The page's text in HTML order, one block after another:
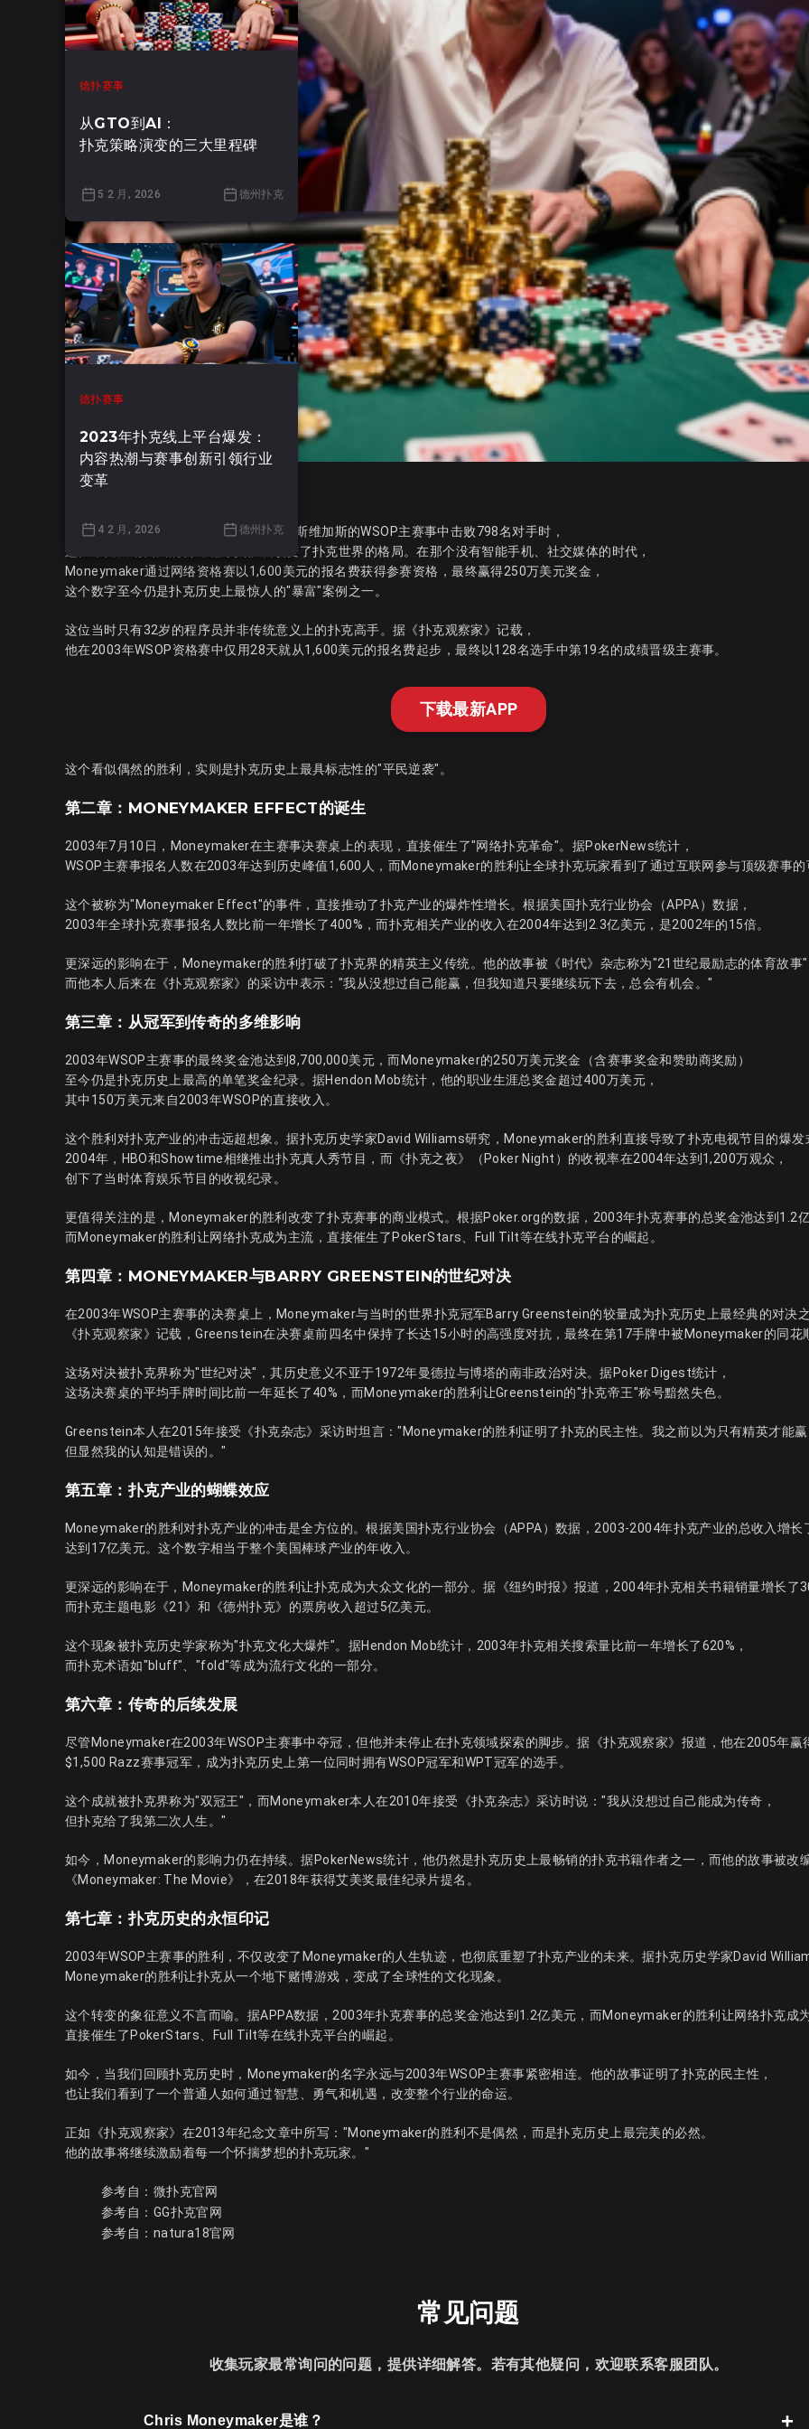
2003年7月，当Chris Moneymaker在拉斯维加斯的WSOP主赛事中击败798名对手时，
这位来自田纳西州的普通程序员彻底改变了扑克世界的格局。在那个没有智能手机、社交媒体的时代，
Moneymaker通过网络资格赛以1,600美元的报名费获得参赛资格，最终赢得250万美元奖金，
这个数字至今仍是扑克历史上最惊人的"暴富"案例之一。
这位当时只有32岁的程序员并非传统意义上的扑克高手。据《扑克观察家》记载，
他在2003年WSOP资格赛中仅用28天就从1,600美元的报名费起步，最终以128名选手中第19名的成绩晋级主赛事。
下载最新APP
这个看似偶然的胜利，实则是扑克历史上最具标志性的"平民逆袭"。
第二章：MONEYMAKER EFFECT的诞生
2003年7月10日，Moneymaker在主赛事决赛桌上的表现，直接催生了"网络扑克革命"。据PokerNews统计，
WSOP主赛事报名人数在2003年达到历史峰值1,600人，而Moneymaker的胜利让全球扑克玩家看到了通过互联网参与顶级赛事的
这个被称为"Moneymaker Effect"的事件，直接推动了扑克产业的爆炸性增长。根据美国扑克行业协会（APPA）数据，
2003年全球扑克赛事报名人数比前一年增长了400%，而扑克相关产业的收入在2004年达到2.3亿美元，是2002年的15倍。
更深远的影响在于，Moneymaker的胜利打破了扑克界的精英主义传统。他的故事被《时代》杂志称为"21世纪最励志的体育故事"
而他本人后来在《扑克观察家》的采访中表示："我从没想过自己能赢，但我知道只要继续玩下去，总会有机会。"
第三章：从冠军到传奇的多维影响
2003年WSOP主赛事的最终奖金池达到8,700,000美元，而Moneymaker的250万美元奖金（含赛事奖金和赞助商奖励）
至今仍是扑克历史上最高的单笔奖金纪录。据Hendon Mob统计，他的职业生涯总奖金超过400万美元，
其中150万美元来自2003年WSOP的直接收入。
这个胜利对扑克产业的冲击远超想象。据扑克历史学家David Williams研究，Moneymaker的胜利直接导致了扑克电视节目的爆发
2004年，HBO和Showtime相继推出扑克真人秀节目，而《扑克之夜》（Poker Night）的收视率在2004年达到1,200万观众，
创下了当时体育娱乐节目的收视纪录。
更值得关注的是，Moneymaker的胜利改变了扑克赛事的商业模式。根据Poker.org的数据，2003年扑克赛事的总奖金池达到1.2亿
而Moneymaker的胜利让网络扑克成为主流，直接催生了PokerStars、Full Tilt等在线扑克平台的崛起。
第四章：MONEYMAKER与BARRY GREENSTEIN的世纪对决
在2003年WSOP主赛事的决赛桌上，Moneymaker与当时的世界扑克冠军Barry Greenstein的较量成为扑克历史上最经典的对决
《扑克观察家》记载，Greenstein在决赛桌前四名中保持了长达15小时的高强度对抗，最终在第17手牌中被Moneymaker的同花
这场对决被扑克界称为"世纪对决"，其历史意义不亚于1972年曼德拉与博塔的南非政治对决。据Poker Digest统计，
这场决赛桌的平均手牌时间比前一年延长了40%，而Moneymaker的胜利让Greenstein的"扑克帝王"称号黯然失色。
Greenstein本人在2015年接受《扑克杂志》采访时坦言："Moneymaker的胜利证明了扑克的民主性。我之前以为只有精英才能赢
但显然我的认知是错误的。"
第五章：扑克产业的蝴蝶效应
Moneymaker的胜利对扑克产业的冲击是全方位的。根据美国扑克行业协会（APPA）数据，2003-2004年扑克产业的总收入增长
达到17亿美元。这个数字相当于整个美国棒球产业的年收入。
更深远的影响在于，Moneymaker的胜利让扑克成为大众文化的一部分。据《纽约时报》报道，2004年扑克相关书籍销量增长了
而扑克主题电影《21》和《德州扑克》的票房收入超过5亿美元。
这个现象被扑克历史学家称为"扑克文化大爆炸"。据Hendon Mob统计，2003年扑克相关搜索量比前一年增长了620%，
而扑克术语如"bluff"、"fold"等成为流行文化的一部分。
第六章：传奇的后续发展
尽管Moneymaker在2003年WSOP主赛事中夺冠，但他并未停止在扑克领域探索的脚步。据《扑克观察家》报道，他在2005年赢
$1,500 Razz赛事冠军，成为扑克历史上第一位同时拥有WSOP冠军和WPT冠军的选手。
这个成就被扑克界称为"双冠王"，而Moneymaker本人在2010年接受《扑克杂志》采访时说："我从没想过自己能成为传奇，
但扑克给了我第二次人生。"
如今，Moneymaker的影响力仍在持续。据PokerNews统计，他仍然是扑克历史上最畅销的扑克书籍作者之一，而他的故事被改
《Moneymaker: The Movie》，在2018年获得艾美奖最佳纪录片提名。
第七章：扑克历史的永恒印记
2003年WSOP主赛事的胜利，不仅改变了Moneymaker的人生轨迹，也彻底重塑了扑克产业的未来。据扑克历史学家David
Moneymaker的胜利让扑克从一个地下赌博游戏，变成了全球性的文化现象。
这个转变的象征意义不言而喻。据APPA数据，2003年扑克赛事的总奖金池达到1.2亿美元，而Moneymaker的胜利让网络扑克成
直接催生了PokerStars、Full Tilt等在线扑克平台的崛起。
如今，当我们回顾扑克历史时，Moneymaker的名字永远与2003年WSOP主赛事紧密相连。他的故事证明了扑克的民主性，
也让我们看到了一个普通人如何通过智慧、勇气和机遇，改变整个行业的命运。
正如《扑克观察家》在2013年纪念文章中所写："Moneymaker的胜利不是偶然，而是扑克历史上最完美的必然。
他的故事将继续激励着每一个怀揣梦想的扑克玩家。"
参考自： 微扑克官网
参考自： GG扑克官网
参考自： natura18官网
常见问题
收集玩家最常询问的问题，提供详细解答。若有其他疑问，欢迎联系客服团队。
Chris Moneymaker是谁？
德扑赛事
从GTO到AI：
扑克策略演变的三大里程碑
5 2 月, 2026 德州扑克
德扑赛事
2023年扑克线上平台爆发：
内容热潮与赛事创新引领行业
变革
4 2 月, 2026 德州扑克